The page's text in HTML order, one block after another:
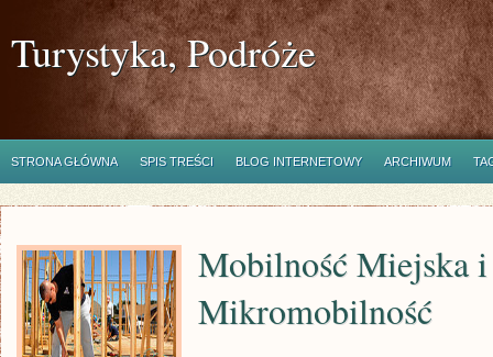
Turystyka, Podróże
STRONA GŁÓWNA SPIS TREŚCI BLOG INTERNETOWY ARCHIWUM
Mobilność Miejska i
Mikromobilność